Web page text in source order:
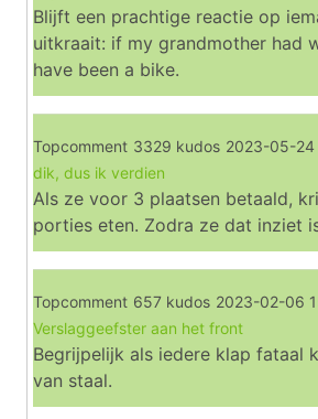
Blijft een prachtige reactie op
uitkraait: if my grandmother had
have been a bike.
Topcomment 3329 kudos 2023-05-24
dik, dus ik verdien
Als ze voor 3 plaatsen betaald,
porties eten. Zodra ze dat inziet
Topcomment 657 kudos 2023-02-06
Verslaggeefster aan het front
Begrijpelijk als iedere klap fataal
van staal.